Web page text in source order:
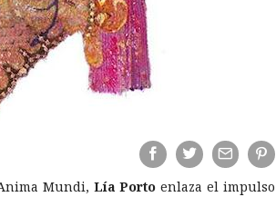
Mundi, Lía Porto enlaza el impulso